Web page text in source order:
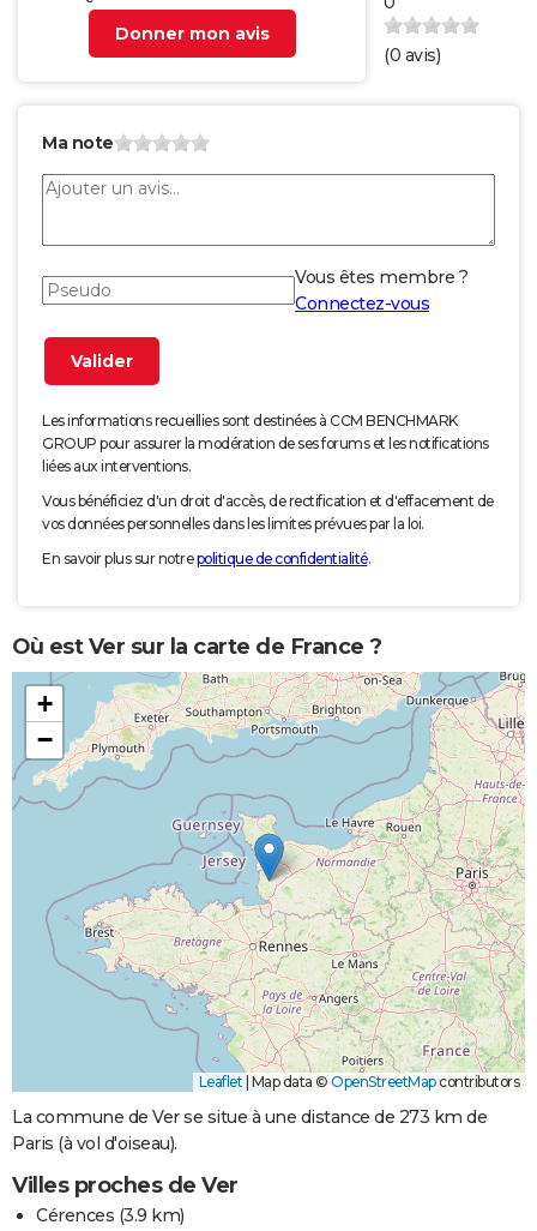
Donner mon avis
(0 avis)
Ma note
Vous êtes membre ?
Connectez-vous
Les informations recueillies sont destinées à CCM BENCHMARK
GROUP pour assurer la modération de ses forums et les notifications
liées aux interventions.
Vous bénéficiez d'un droit d'accès, de rectification et d'effacement de
vos données personnelles dans les limites prévues par la loi.
En savoir plus sur notrepolitique de confidentialité.
Où est Ver sur la carte de France ?
+
−
Leaflet Map data © OpenStreetMapcontributors
La commune de Ver se situe à une distance de 273 km de
Paris (à vol d'oiseau).
Villes proches de Ver
Cérences (3.9 km)